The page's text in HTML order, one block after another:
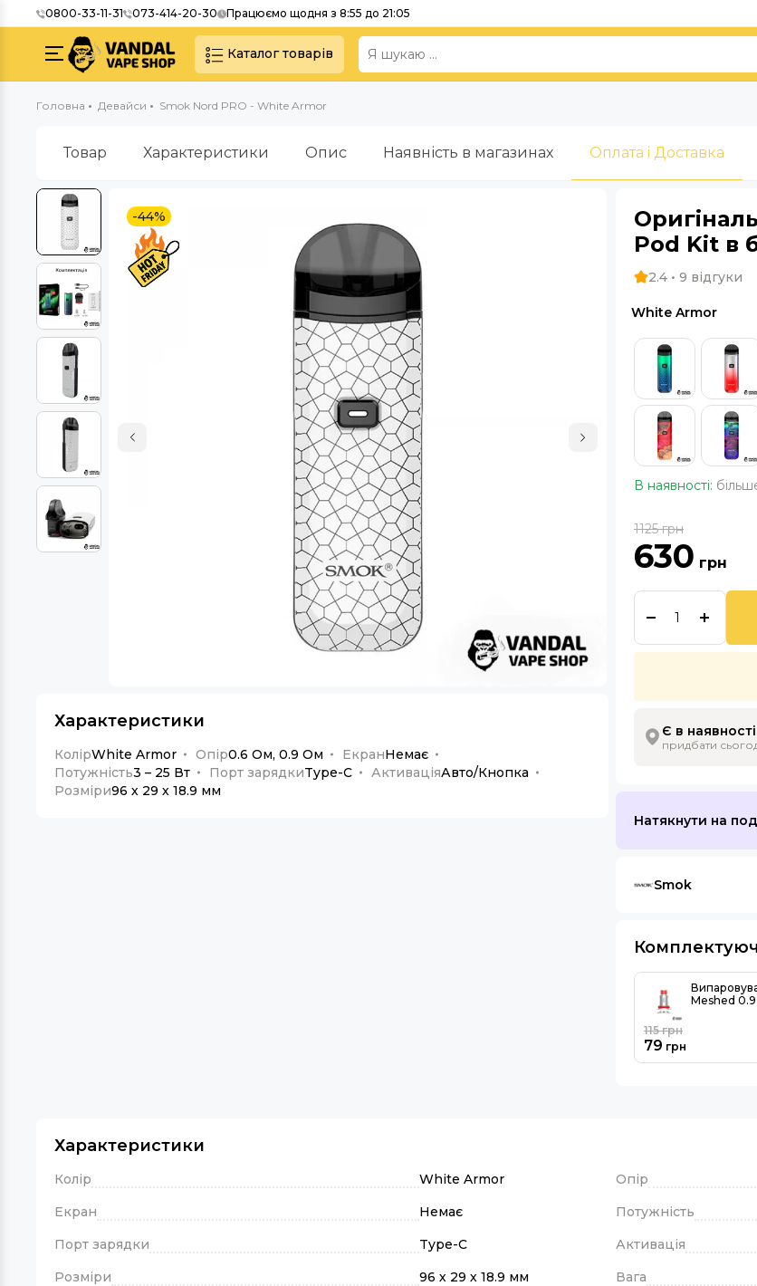
0800-33-11-31 073-414-20-30 Працюємо щодня з 8:55 до 21:05
Каталог товарів
Головна Девайси Smok Nord PRO - White Armor
Товар Характеристики Опис Наявність в магазинах Оплата i Доставка
-44%
Характеристики
КолірWhite Armor Опір0.6 Ом, 0.9 Ом ЕкранНемає
Потужність3 – 25 Вт Порт зарядкиType-C АктиваціяАвто/Кнопка
Розміри96 х 29 х 18.9 мм
Pod Kit в
2.4 • 9 відгуки
White Armor
В наявності:
1125грн
630 грн
Є в
придбати
Натякнути на
Smok
Meshed
79 грн
115грн
Характеристики
Колір White Armor Опір
Екран
Немає Потужність
Порт зарядки
Type-C Активація
Розміри
96 х 29 х 18.9 мм Вага